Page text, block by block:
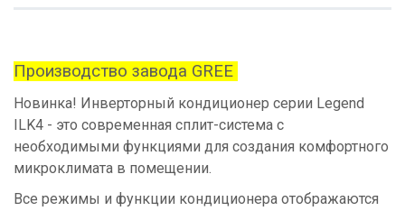
Производство завода GREE
Новинка! Инверторный кондиционер серии Legend
ILK4 - это современная сплит-система с
необходимыми функциями для создания комфортного
микроклимата в помещении.
Все режимы и функции кондиционера отображаются